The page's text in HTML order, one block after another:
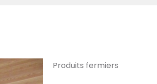
Produits fermiers